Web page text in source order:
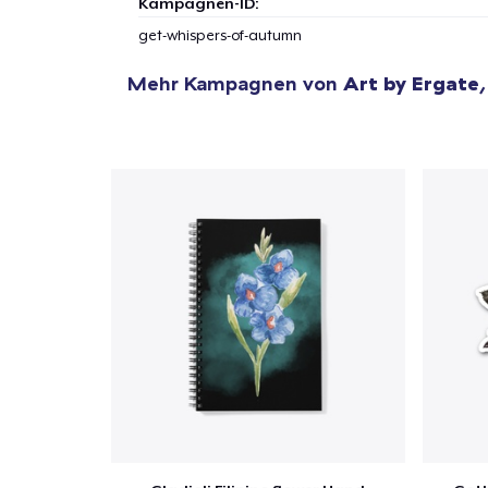
get-whispers-of-autumn
Mehr Kampagnen von Art by Ergate